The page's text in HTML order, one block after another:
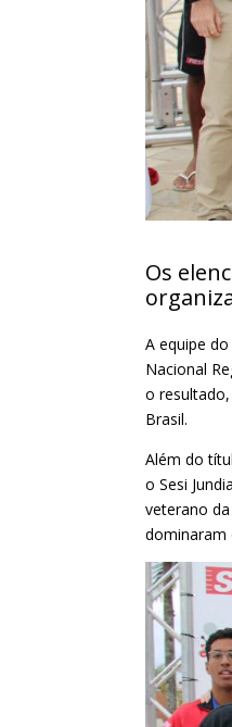
Os
A equipe
Nacional
o
Brasil.
Além do
o Sesi
veterano
dominaram